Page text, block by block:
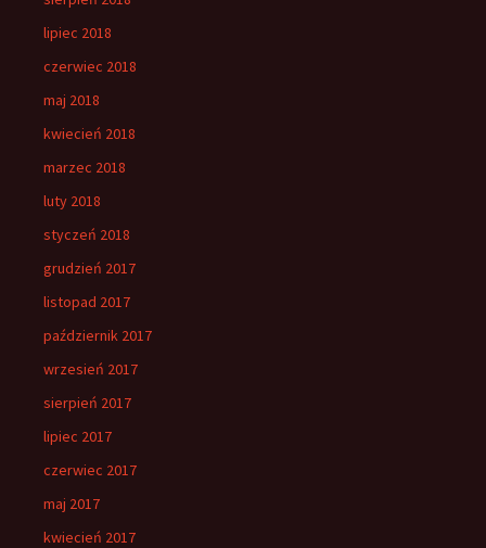
lipiec 2018
czerwiec 2018
maj 2018
kwiecień 2018
marzec 2018
luty 2018
styczeń 2018
grudzień 2017
listopad 2017
październik 2017
wrzesień 2017
sierpień 2017
lipiec 2017
czerwiec 2017
maj 2017
kwiecień 2017